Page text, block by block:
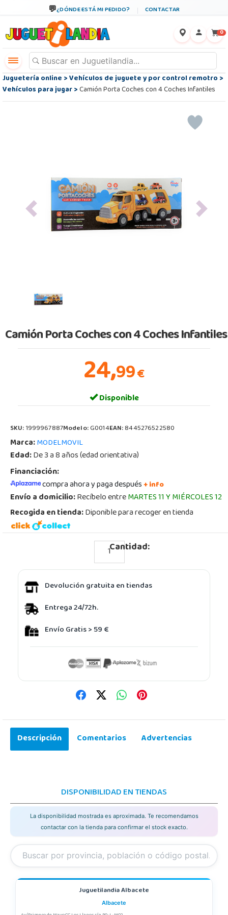
¿DÓNDE ESTÁ MI PEDIDO? CONTACTAR
0
Juguetería online>Vehículos de juguete y por control remotro>
Vehículos para jugar>Camión Porta Coches con 4 Coches Infantiles
Previous Next
Camión Porta Coches con 4 Coches Infantiles
24,99€
Disponible
SKU:1999967887Modelo:G0014EAN:8445276522580
Marca:MODELMOVIL
Edad:De 3 a 8 años (edad orientativa)
Financiación:
compra ahora y paga después+ info
Envío a domicilio:Recíbelo entreMARTES 11 Y MIÉRCOLES 12
Recogida en tienda:Diponible para recoger en tienda
Cantidad:
Devolución gratuita en tiendas
Entrega 24/72h.
Envío Gratis > 59 €
Descripción Comentarios Advertencias
DISPONIBILIDAD EN TIENDAS
La disponibilidad mostrada es aproximada. Te recomendamos
contactar con la tienda para confirmar el stock exacto.
Juguetilandia Albacete
Albacete